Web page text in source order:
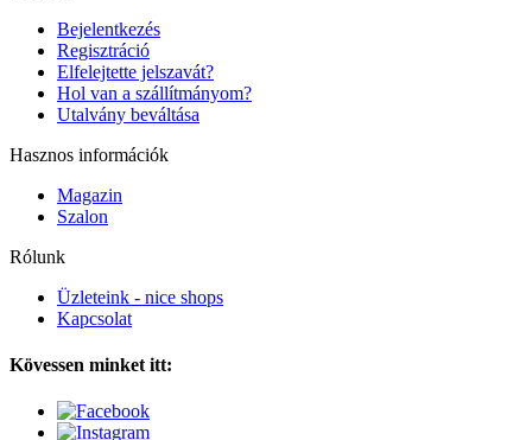
Bejelentkezés
Regisztráció
Elfelejtette jelszavát?
Hol van a szállítmányom?
Utalvány beváltása
Hasznos információk
Magazin
Szalon
Rólunk
Üzleteink - nice shops
Kapcsolat
Kövessen minket itt: